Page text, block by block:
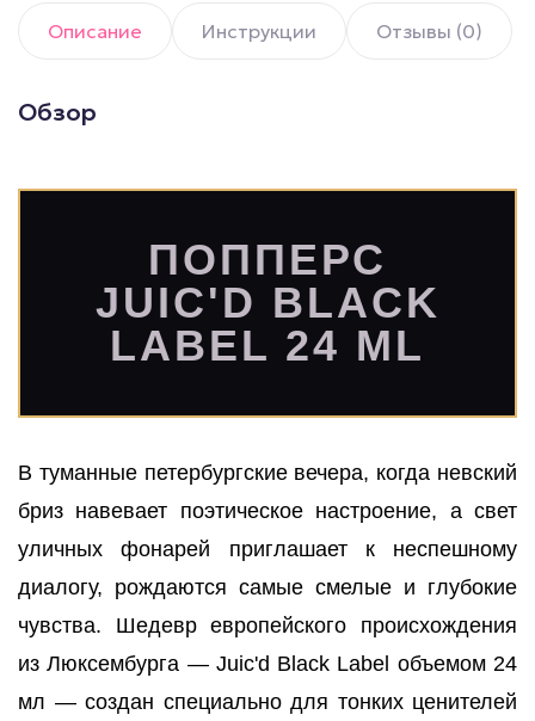
Описание Инструкции Отзывы (0)
Обзор
ПОППЕРС
JUIC'D BLACK
LABEL 24 ML
В туманные петербургские вечера, когда невский
бриз навевает поэтическое настроение, а свет
уличных фонарей приглашает к неспешному
диалогу, рождаются самые смелые и глубокие
чувства. Шедевр европейского происхождения
из Люксембурга — Juic'd Black Label объемом 24
мл — создан специально для тонких ценителей